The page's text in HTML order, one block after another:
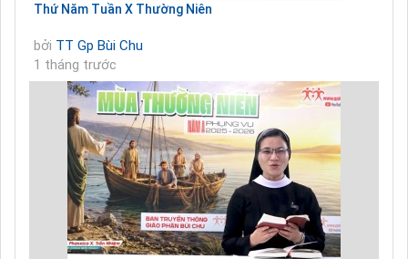
Thứ Năm Tuần X Thường Niên
bởi TT Gp Bùi Chu
1 tháng trước